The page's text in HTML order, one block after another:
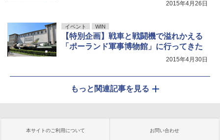
2015年4月26日
イベント WIN
【特別企画】戦車と戦闘機で溢れかえる
「ポーランド軍事博物館」に行ってきた
2015年4月30日
もっと関連記事を見る
本サイトのご利用について お問い合わせ